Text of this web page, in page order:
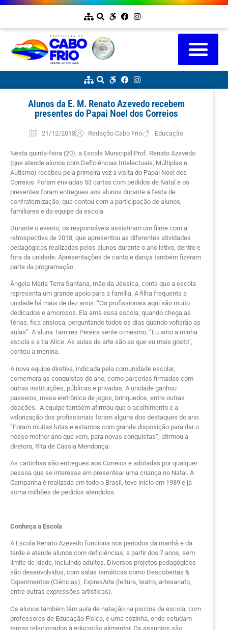
Alunos da E. M. Renato Azevedo recebem
presentes do Papai Noel dos Correios
21/12/2018 Redação Cabo Frio Educação
Nesta quinta-feira (20), a Escola Municipal Prof. Renato Azevedo
(que atende alunos com Deficiências Intelectuais, Múltiplas e
Autismo) recebeu pela primeira vez a visita do Papai Noel dos
Correios. Foram enviadas 53 cartas com pedidos de Natal e os
presentes foram entregues aos alunos durante a festa de
confraternização, que contou com a participação de alunos,
familiares e da equipe da escola.
Durante o evento, os responsáveis assistiram um filme com a
retrospectiva de 2018, que apresentou as diferentes atividades
pedagógicas realizadas pelos alunos durante o ano letivo, dentro e
fora da unidade. Apresentações de canto e dança também fizeram
parte da programação.
Ângela Maria Terra Santana, mãe da Jéssica, conta que a escola
representa um grande apoio para a família. A filha frequenta a
unidade há mais de dez anos. “Os profissionais aqui são muito
dedicados e amorosos. Ela ama essa escola; quando chega as
férias, fica ansiosa, perguntando todos os dias quando voltarão as
aulas”. A aluna Tamires Pereira sente o mesmo. “Eu amo a minha
escola e a tia Alice. As aulas de arte são as que eu mais gosto”,
contou a menina.
A nova equipe diretiva, indicada pela comunidade escolar,
comemora as conquistas do ano, como parcerias firmadas com
outras instituições, públicas e privadas. A unidade ganhou
passeios, mesa eletrônica de jogos, brinquedos, entre outras
doações. A equipe também afirmou que o acolhimento e a
valorização dos profissionais foram alguns dos destaques do ano.
“Foram muitas lutas e estamos com grande disposição para dar o
nosso melhor ano que vem, para novas conquistas”, afirmou a
diretora, Rita de Cássia Mendonça.
As cartinhas são entregues aos Correios e adotadas por qualquer
pessoa que se interesse em presentear uma criança no Natal. A
Campanha é realizada em todo o Brasil, teve início em 1989 e já
soma milhões de pedidos atendidos.
Conheça a Escola
A Escola Renato Azevedo funciona nos períodos da manhã e da
tarde e atende alunos com deficiências, a partir dos 7 anos, sem
limite de idade, incluindo adultos. Diversos projetos pedagógicos
são desenvolvidos, com salas temáticas como Descobertas &
Experimentos (Ciências); ExpresArte (leitura, teatro, artesanato,
entre outras expressões artísticas).
Os alunos também têm aula de natação na piscina da escola, com
professores de Educação Física, e uma cozinha, onde estudam
temas relacionados à educação alimentar. Os assuntos são